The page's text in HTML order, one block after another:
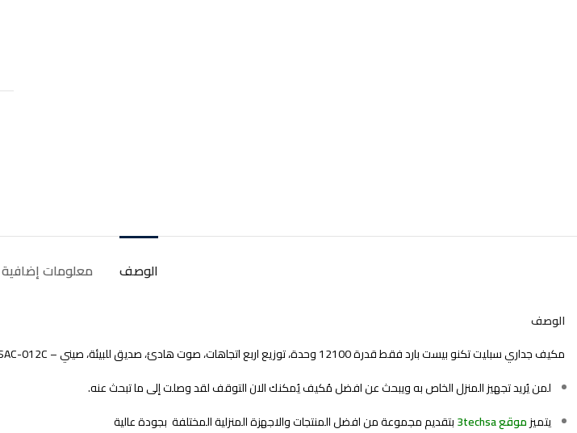
الوصف معلومات إضافية
الوصف
مكيف جداري سبليت تكنو بيست بارد فقط قدرة 12100 وحدة، توزيع اربع اتجاهات، صوت هادئ، صديق للبيئة، صيني – BSAC-012C
لمن يُريد تجهيز المنزل الخاص به ويبحث عن افضل مُكيف يُمكنك الان التوقف لقد وصلت إلى ما تبحث عنه.
يتميزموقع 3techsa بتقديم مجموعة من افضل المنتجات والاجهزة المنزلية المختلفة بجودة عالية